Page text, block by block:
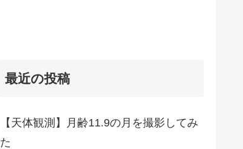
最近の投稿
【天体観測】月齢11.9の月を撮影してみ
た